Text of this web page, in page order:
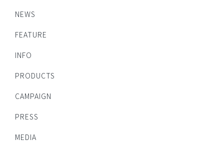
NEWS
FEATURE
INFO
PRODUCTS
CAMPAIGN
PRESS
MEDIA